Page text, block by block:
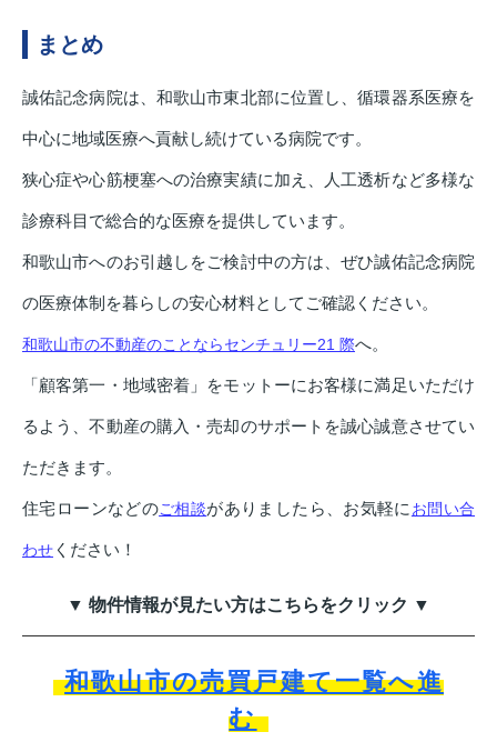
まとめ
誠佑記念病院は、和歌山市東北部に位置し、循環器系医療を
中心に地域医療へ貢献し続けている病院です。
狭心症や心筋梗塞への治療実績に加え、人工透析など多様な
診療科目で総合的な医療を提供しています。
和歌山市へのお引越しをご検討中の方は、ぜひ誠佑記念病院
の医療体制を暮らしの安心材料としてご確認ください。
和歌山市の不動産のことならセンチュリー21 際へ。
「顧客第一・地域密着」をモットーにお客様に満足いただけ
るよう、不動産の購入・売却のサポートを誠心誠意させてい
ただきます。
住宅ローンなどのご相談がありましたら、お気軽にお問い合
わせ ください！
▼ 物件情報が見たい方はこちらをクリック ▼
和歌山市の売買戸建て一覧へ進
む